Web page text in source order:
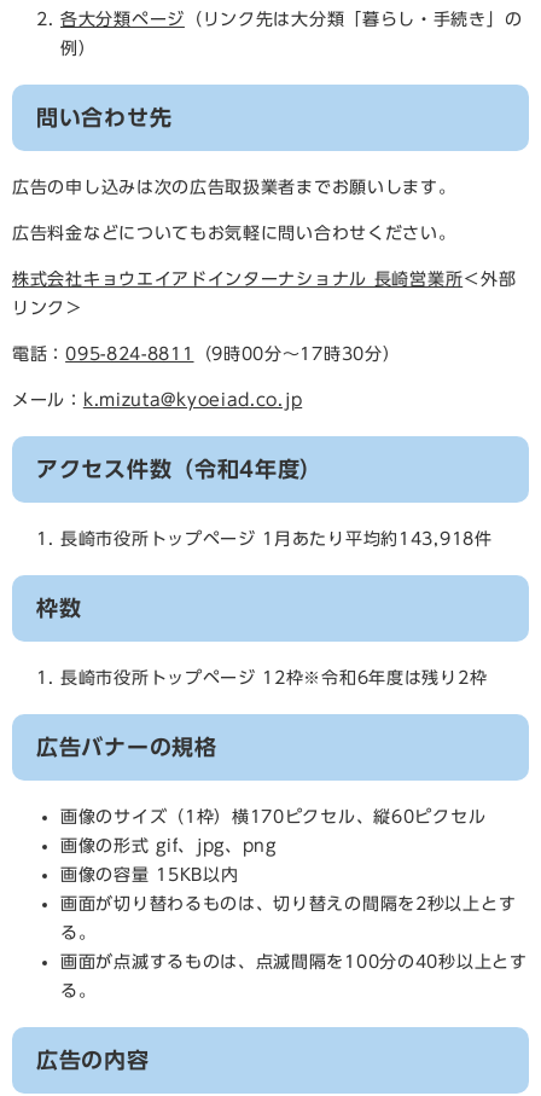
各大分類ページ （リンク先は大分類「暮らし・手続き」の
例）
問い合わせ先
広告の申し込みは次の広告取扱業者までお願いします。
広告料金などについてもお気軽に問い合わせください。
株式会社キョウエイアドインターナショナル 長崎営業所＜外部
リンク＞
電話：095-824-8811 （9時00分～17時30分）
メール： k.mizuta@kyoeiad.co.jp
アクセス件数（令和4年度）
長崎市役所トップページ 1月あたり平均約143,918件
枠数
長崎市役所トップページ 12枠※令和6年度は残り2枠
広告バナーの規格
画像のサイズ（1枠）横170ピクセル、縦60ピクセル
画像の形式 gif、jpg、png
画像の容量 15KB以内
画面が切り替わるものは、切り替えの間隔を2秒以上とす
る。
画面が点滅するものは、点滅間隔を100分の40秒以上とす
る。
広告の内容